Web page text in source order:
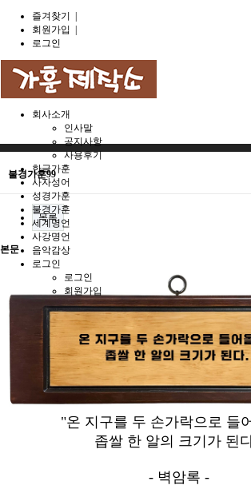
즐겨찾기
회원가입
로그인
회사소개
인사말
공지사항
사용후기
한글가훈
사자성어
성경가훈
불경가훈
세계명언
사강명언
음악감상
로그인
로그인
회원가입
불경가훈99
목록
본문
"온 지구를 두 손가락으로 들
좁쌀 한 알의 크기가 된
- 벽암록 -